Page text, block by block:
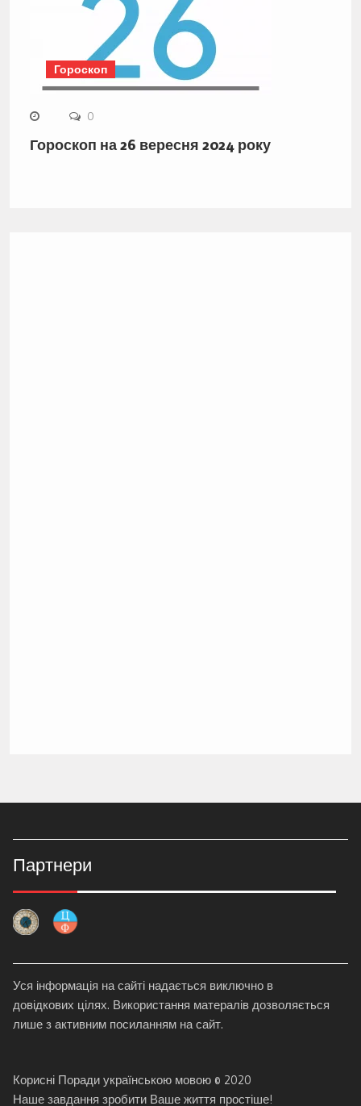
Гороскоп
0
Гороскоп на 26 вересня 2024 року
Партнери
Уся інформація на сайті надається виключно в
довідкових цілях. Використання матералів дозволяється
лише з активним посиланням на сайт.
Корисні Поради українською мовою © 2020
Наше завдання зробити Ваше життя простіше!